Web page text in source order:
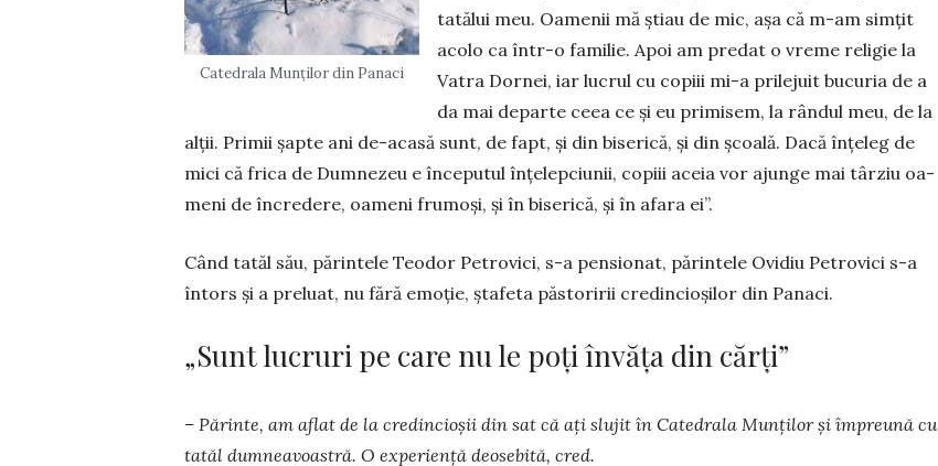
Catedrala Munților din Panaci
tatălui meu. Oamenii mă știau de mic, așa că m-am simțit
acolo ca într-o familie. Apoi am predat o vreme religie la
Vatra Dornei, iar lucrul cu copiii mi-a prilejuit bucuria de a
da mai departe ceea ce și eu primisem, la rândul meu, de la
alții. Primii șapte ani de-acasă sunt, de fapt, și din bi­se­rică, și din școală. Dacă înțe­leg de
mici că frica de Dumnezeu e începutul în­țelepciunii, copiii aceia vor ajunge mai târziu oa­
meni de încredere, oameni frumoși, și în biserică, și în afara ei”.
Când tatăl său, părintele Teodor Petrovici, s-a pensionat, părintele Ovidiu Petrovici s-a
întors și a preluat, nu fără emoție, ștafeta păstoririi credin­cio­șilor din Panaci.
„Sunt lucruri pe care nu le poți învăța din cărți”
– Părinte, am aflat de la credincio­șii din sat că ați slujit în Catedrala Mun­ților și împreună cu
tatăl dum­nea­­voastră. O experiență deosebită, cred.